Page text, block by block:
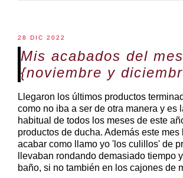
28 DIC 2022
Mis acabados del mes
{noviembre y
Llegaron los últimos productos
como no iba a ser de otra manera y es
habitual de todos los meses de este
productos de ducha. Además este mes
acabar como llamo yo 'los culillos' de
llevaban rondando demasiado tiempo
baño, si no también en los cajones de